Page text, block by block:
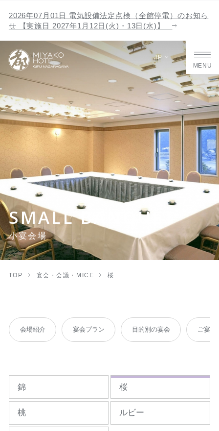
JP
MENU
SMALL BANQUET
小宴会場
2026年07月01日 電気設備法定点検（全館停電）のお知ら
せ 【実施日 2027年1月12日(火)・13日(水)】
TOP 宴会・会議・MICE 桜
会場紹介 宴会プラン 目的別の宴会 ご宴会
錦 桜
桃 ルビー